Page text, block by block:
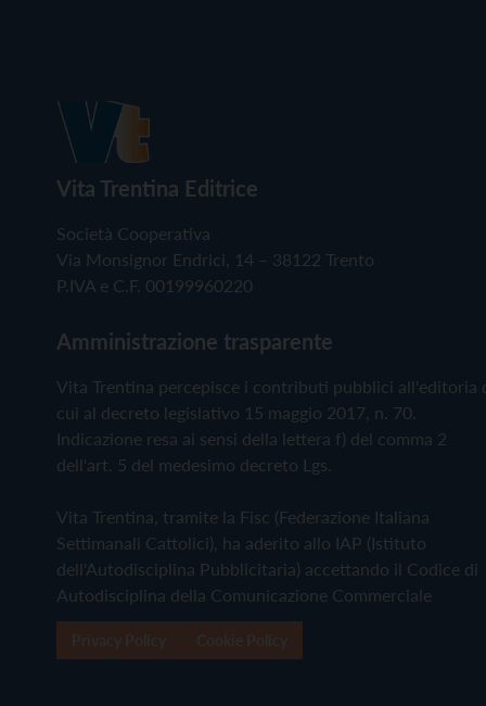
Vita Trentina Editrice
Società Cooperativa
Via Monsignor Endrici, 14 – 38122 Trento
P.IVA e C.F. 00199960220
Amministrazione trasparente
Vita Trentina percepisce i contributi pubblici all'editoria
cui al decreto legislativo 15 maggio 2017, n. 70.
Indicazione resa ai sensi della lettera f) del comma 2
dell'art. 5 del medesimo decreto Lgs.
Vita Trentina, tramite la Fisc (Federazione Italiana
Settimanali Cattolici), ha aderito allo IAP (Istituto
dell'Autodisciplina Pubblicitaria) accettando il Codice di
Autodisciplina della Comunicazione Commerciale